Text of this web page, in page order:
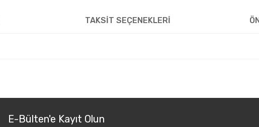
TAKSİT SEÇENEKLERİ
Yorum Yaz
E-Bülten'e Kayıt Olun